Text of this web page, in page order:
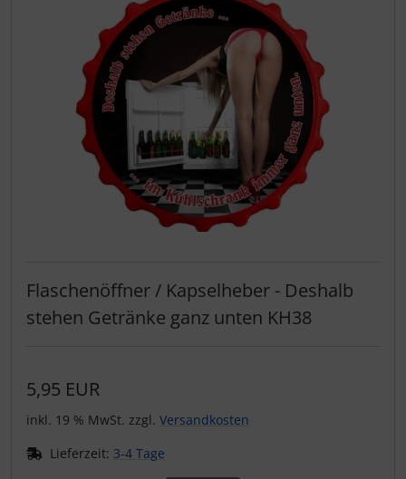
Flaschenöffner / Kapselheber - Deshalb
stehen Getränke ganz unten KH38
5,95 EUR
inkl. 19 % MwSt. zzgl. Versandkosten
Lieferzeit: 3-4 Tage